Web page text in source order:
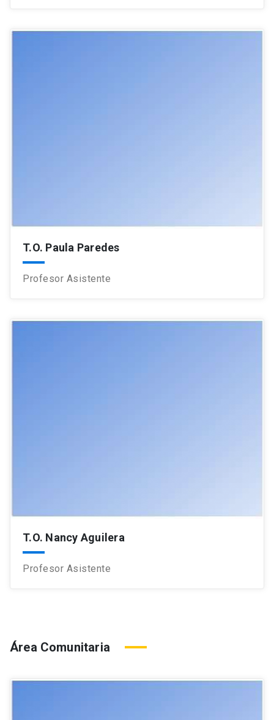
T.O. Paula Paredes
Profesor Asistente
T.O. Nancy Aguilera
Profesor Asistente
Área Comunitaria